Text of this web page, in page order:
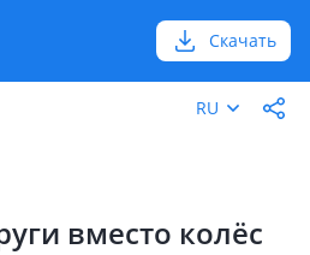
Скачать
RU
вместо колёс